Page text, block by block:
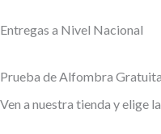
Entregas a Nivel Nacional
Prueba de Alfombra Gratuita
Ven a nuestra tienda y elige